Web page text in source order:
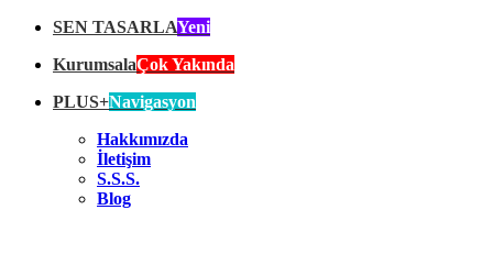
SEN TASARLAYeni
KurumsalaÇok Yakında
PLUS+Navigasyon
Hakkımızda
İletişim
S.S.S.
Blog